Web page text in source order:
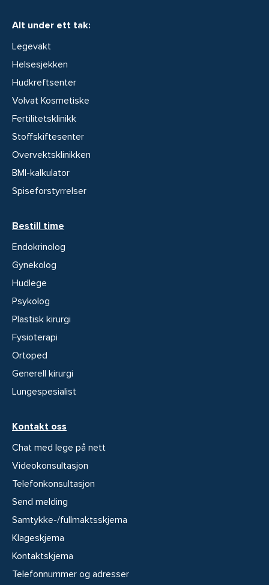
Alt under ett tak:
Legevakt
Helsesjekken
Hudkreftsenter
Volvat Kosmetiske
Fertilitetsklinikk
Stoffskiftesenter
Overvektsklinikken
BMI-kalkulator
Spiseforstyrrelser
Bestill time
Endokrinolog
Gynekolog
Hudlege
Psykolog
Plastisk kirurgi
Fysioterapi
Ortoped
Generell kirurgi
Lungespesialist
Kontakt oss
Chat med lege på nett
Videokonsultasjon
Telefonkonsultasjon
Send melding
Samtykke-/fullmaktsskjema
Klageskjema
Kontaktskjema
Telefonnummer og adresser